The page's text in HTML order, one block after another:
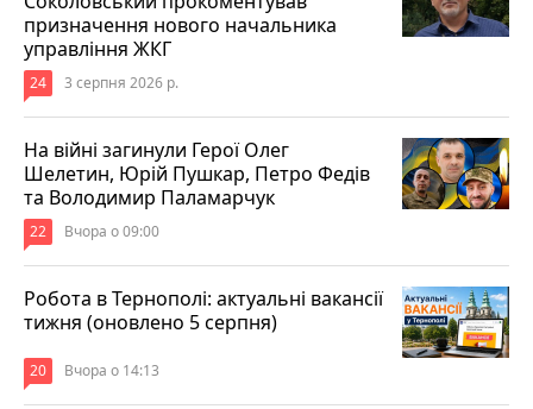
призначення нового начальника
управління ЖКГ
24 3 серпня 2026 р.
На війні загинули Герої Олег
Шелетин, Юрій Пушкар, Петро Федів
та Володимир Паламарчук
22 Вчора о 09:00
Робота в Тернополі: актуальні вакансії
тижня (оновлено 5 серпня)
20 Вчора о 14:13